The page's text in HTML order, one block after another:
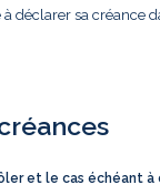
déclarer sa
et le cas échéant